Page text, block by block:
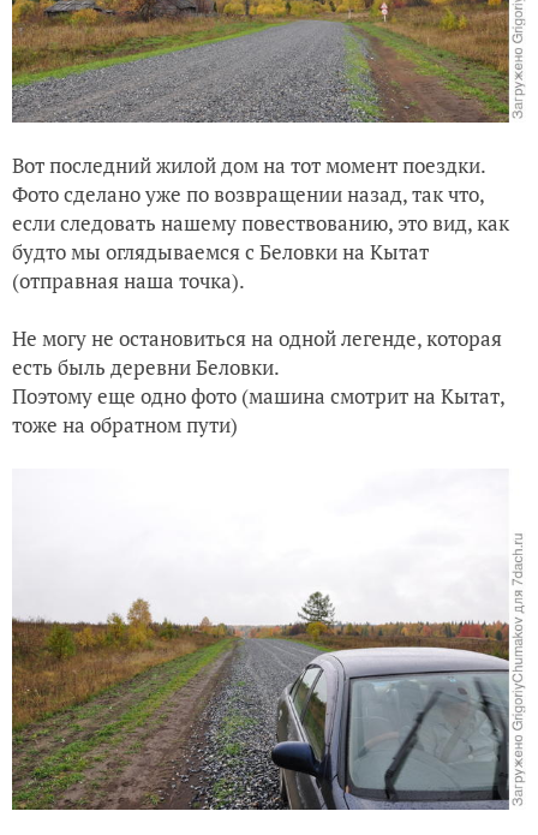
Вот последний жилой дом на тот момент поездки.
Фото сделано уже по возвращении назад, так что,
если следовать нашему повествованию, это вид, как
будто мы оглядываемся с Беловки на Кытат
(отправная наша точка).
Не могу не остановиться на одной легенде, которая
есть быль деревни Беловки.
Поэтому еще одно фото (машина смотрит на Кытат,
тоже на обратном пути)